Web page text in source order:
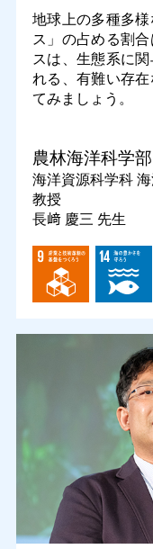
地球上の多種多
ス」の占める割
スは、生態系に
れる、有難い存
てみましょう。
農林海洋科学部
海洋資源科学科
教授
長﨑 慶三 先生